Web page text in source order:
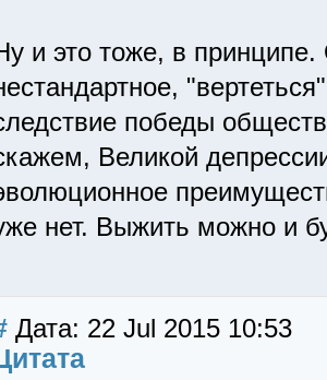
и это тоже, в принципе.
победы
Великой
нет. Выжить можно и
Дата: 22 Jul 2015 10:53